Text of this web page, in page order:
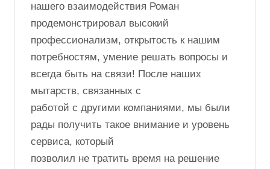
нашего взаимодействия Роман
продемонстрировал высокий
профессионализм, открытость к нашим
потребностям, умение решать вопросы и
всегда быть на связи! После наших
мытарств, связанных с
работой с другими компаниями, мы были
рады получить такое внимание и уровень
сервиса, который
позволил не тратить время на решение